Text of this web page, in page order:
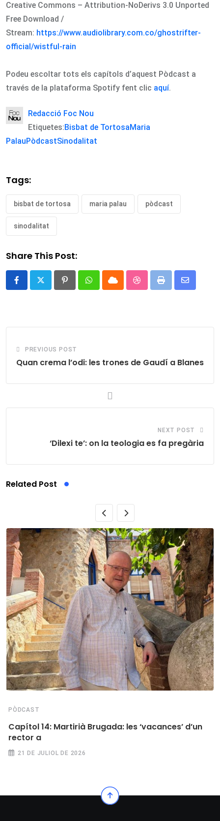
Creative Commons – Attribution-NoDerivs 3.0 Unported
Free Download /
Stream: https://www.audiolibrary.com.co/ghostrifter-
official/wistful-rain
Podeu escoltar tots els capítols d’aquest Pòdcast a
través de la plataforma Spotify fent clic aquí.
Redacció Foc Nou
Etiquetes:Bisbat de TortosaMaria
PalauPòdcastSinodalitat
Tags:
bisbat de tortosa maria palau pòdcast
sinodalitat
Share This Post:
PinterestWhatsappCloud StumbleUpon
Print
Share
PREVIOUS POST
Quan crema l’odi: les trones de Gaudí a Blanes
NEXT POST
‘Dilexi te’: on la teologia es fa pregària
Related Post
PÒDCAST
Capítol 14: Martirià Brugada: les ‘vacances’ d’un
rector a
21 DE JULIOL DE 2026